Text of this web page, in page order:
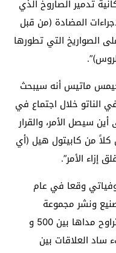
تدمير الصاروخ الذي
المضادة (من قبل
الصواريخ التي تطورها
جيمس ماتيس أنه سيبحث
الناتو خلال اجتماع في
سيصل الأمر، والقرار
كلاً من كابيتول هيل (أي
إزاء الأمر”.
وقعا في عام
ونشر مجموعة
الصواريخ الباليستية والمجنحة التي يتراوح مداها بين 500 و
ساد العلاقات بين